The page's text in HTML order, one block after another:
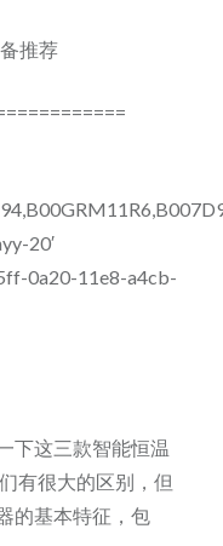
推荐
20′
0a20-11e8-a4cb-
下这三款智能恒温
有很大的区别，但
的基本特征，包